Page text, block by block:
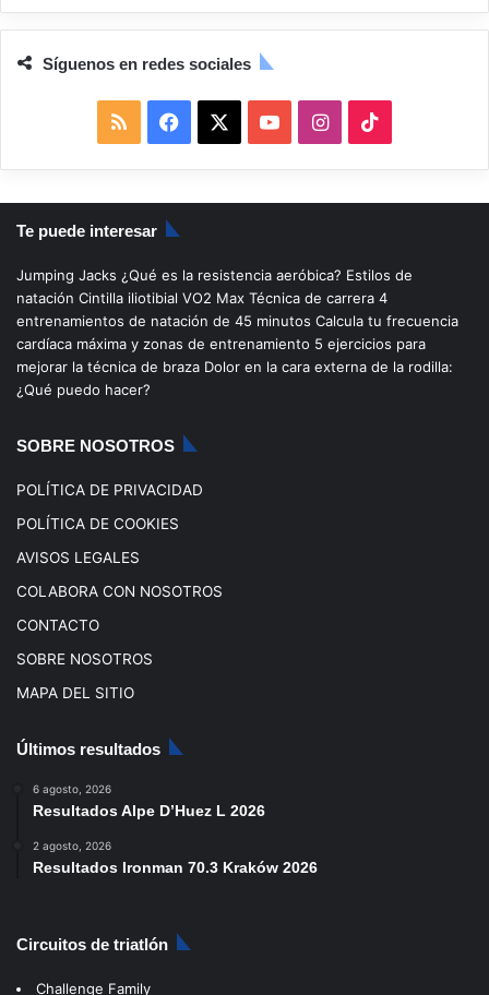
Síguenos en redes sociales
S
S
a
c
b
o
o
u
u
b
I
n
s
a
g
i
k
o
k
Te puede interesar
Jumping Jacks ¿Qué es la resistencia aeróbica? Estilos de
natación Cintilla iliotibial VO2 Max Técnica de carrera 4
entrenamientos de natación de 45 minutos Calcula tu frecuencia
cardíaca máxima y zonas de entrenamiento 5 ejercicios para
mejorar la técnica de braza Dolor en la cara externa de la rodilla:
¿Qué puedo hacer?
SOBRE NOSOTROS
POLÍTICA DE PRIVACIDAD
POLÍTICA DE COOKIES
AVISOS LEGALES
COLABORA CON NOSOTROS
CONTACTO
SOBRE NOSOTROS
MAPA DEL SITIO
Últimos resultados
6 agosto, 2026
Resultados Alpe D’Huez L 2026
2 agosto, 2026
Resultados Ironman 70.3 Kraków 2026
Circuitos de triatlón
Challenge Family